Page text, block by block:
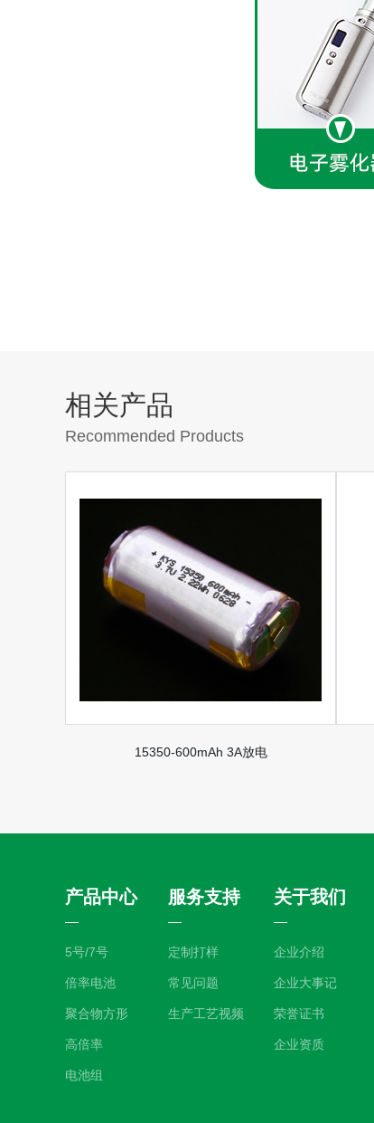
相关产品
Recommended Products
15350-600mAh 3A放电
产品中心
5号/7号
倍率电池
聚合物方形
高倍率
电池组
服务支持
定制打样
常见问题
生产工艺视频
关于我们
企业介绍
企业大事记
荣誉证书
企业资质